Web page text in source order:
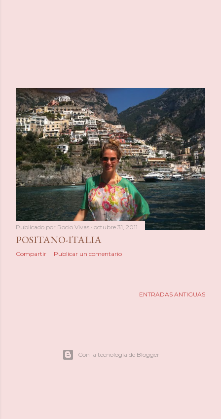
Publicado por Rocio Vivas octubre 31, 2011
POSITANO-ITALIA
Compartir Publicar un comentario
ENTRADAS ANTIGUAS
Con la tecnología de Blogger